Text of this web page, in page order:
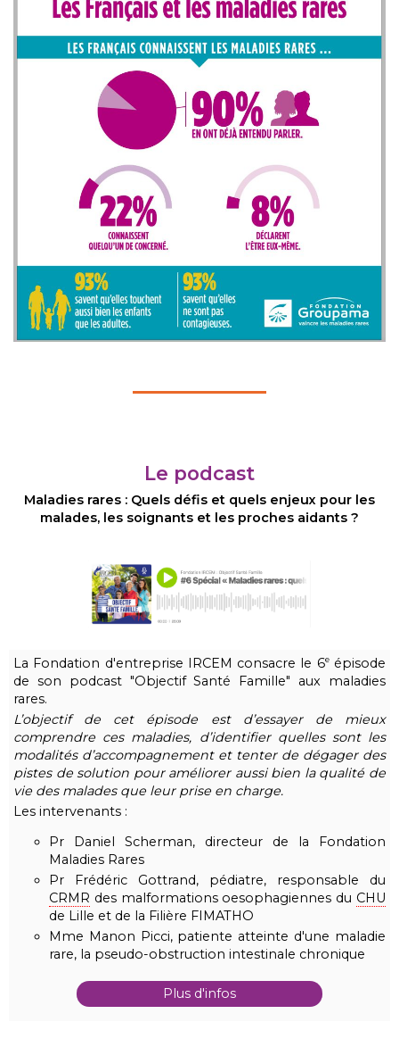
Le podcast
Maladies rares : Quels défis et quels enjeux pour les
malades, les soignants et les proches aidants ?
La Fondation d'entreprise IRCEM consacre le 6eépisode
de son podcast "Objectif Santé Famille" aux maladies
rares.
L’objectif de cet épisode est d’essayer de mieux
comprendre ces maladies, d’identifier quelles sont les
modalités d’accompagnement et tenter de dégager des
pistes de solution pour améliorer aussi bien la qualité de
vie des malades que leur prise en charge.
Les intervenants :
Pr Daniel Scherman, directeur de la Fondation
Maladies Rares
Pr Frédéric Gottrand, pédiatre, responsable du
CRMR des malformations oesophagiennes du CHU
de Lille et de la Filière FIMATHO
Mme Manon Picci, patiente atteinte d'une maladie
rare, la pseudo-obstruction intestinale chronique
Plus d'infos